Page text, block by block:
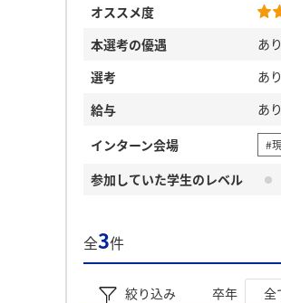
オススメ度
本選考の優遇
あ
選考
あ
給与
あ
インターン会場
#
参加していた学生のレベル
全3件
絞り込み 卒年